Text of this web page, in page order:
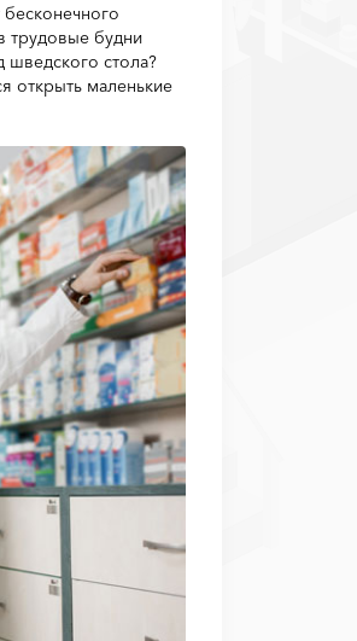
трудовые будни
стола?
открыть маленькие